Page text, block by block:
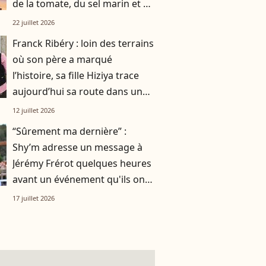
de la tomate, du sel marin et un
smoothie"
22 juillet 2026
Franck Ribéry : loin des terrains
où son père a marqué
l’histoire, sa fille Hiziya trace
aujourd’hui sa route dans un
tout autre univers
12 juillet 2026
“Sûrement ma dernière” :
Shy’m adresse un message à
Jérémy Frérot quelques heures
avant un événement qu'ils ont
vécu ensemble
17 juillet 2026